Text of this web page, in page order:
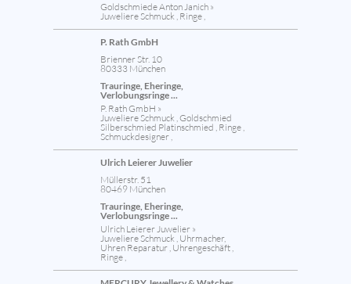
Goldschmiede Anton Janich »
Juweliere Schmuck , Ringe ,
P. Rath GmbH
Brienner Str. 10
80333 München
Trauringe, Eheringe,
Verlobungsringe ...
P. Rath GmbH »
Juweliere Schmuck , Goldschmied
Silberschmied Platinschmied , Ringe ,
Schmuckdesigner ,
Ulrich Leierer Juwelier
Müllerstr. 51
80469 München
Trauringe, Eheringe,
Verlobungsringe ...
Ulrich Leierer Juwelier »
Juweliere Schmuck , Uhrmacher,
Uhren Reparatur , Uhrengeschäft ,
Ringe ,